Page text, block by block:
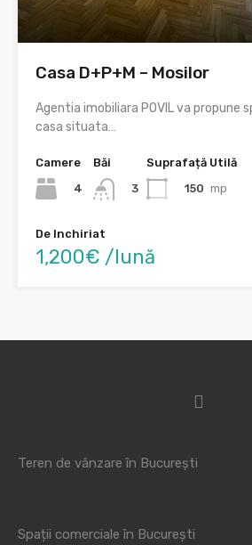
Casa D+P+M – Mosilor
Agentia imobiliara POVIL va propune
casa situata…
Camere
4
Băi
3
Suprafață Utilă
150 mp
De Inchiriat
1,200€ /lună
Teren de vânzare în București
Spații comerciale în București